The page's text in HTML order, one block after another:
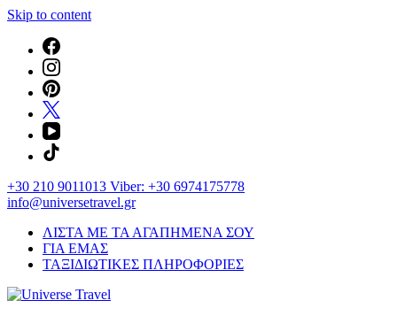
Skip to content
+30 210 9011013 Viber: +30 6974175778
info@universetravel.gr
ΛΙΣΤΑ ΜΕ ΤΑ ΑΓΑΠΗΜΕΝΑ ΣΟΥ
ΓΙΑ ΕΜΑΣ
ΤΑΞΙΔΙΩΤΙΚΕΣ ΠΛΗΡΟΦΟΡΙΕΣ